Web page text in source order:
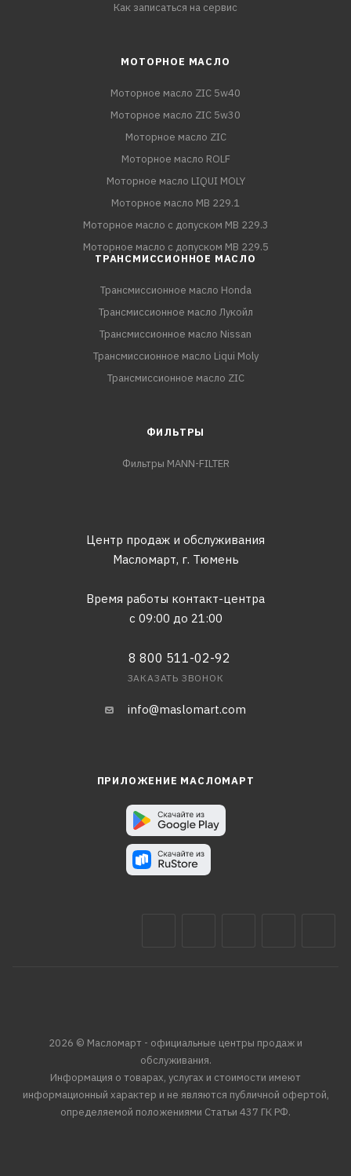
Как записаться на сервис
МОТОРНОЕ МАСЛО
Моторное масло ZIC 5w40
Моторное масло ZIC 5w30
Моторное масло ZIC
Моторное масло ROLF
Моторное масло LIQUI MOLY
Моторное масло MB 229.1
Моторное масло с допуском MB 229.3
Моторное масло с допуском MB 229.5
ТРАНСМИССИОННОЕ МАСЛО
Трансмиссионное масло Honda
Трансмиссионное масло Лукойл
Трансмиссионное масло Nissan
Трансмиссионное масло Liqui Moly
Трансмиссионное масло ZIC
ФИЛЬТРЫ
Фильтры MANN-FILTER
Центр продаж и обслуживания
Масломарт, г. Тюмень
Время работы контакт-центра
с 09:00 до 21:00
8 800 511-02-92
ЗАКАЗАТЬ ЗВОНОК
info@maslomart.com
ПРИЛОЖЕНИЕ МАСЛОМАРТ
2026 © Масломарт - официальные центры продаж и
обслуживания.
Информация о товарах, услугах и стоимости имеют
информационный характер и не являются публичной офертой,
определяемой положениями Статьи 437 ГК РФ.